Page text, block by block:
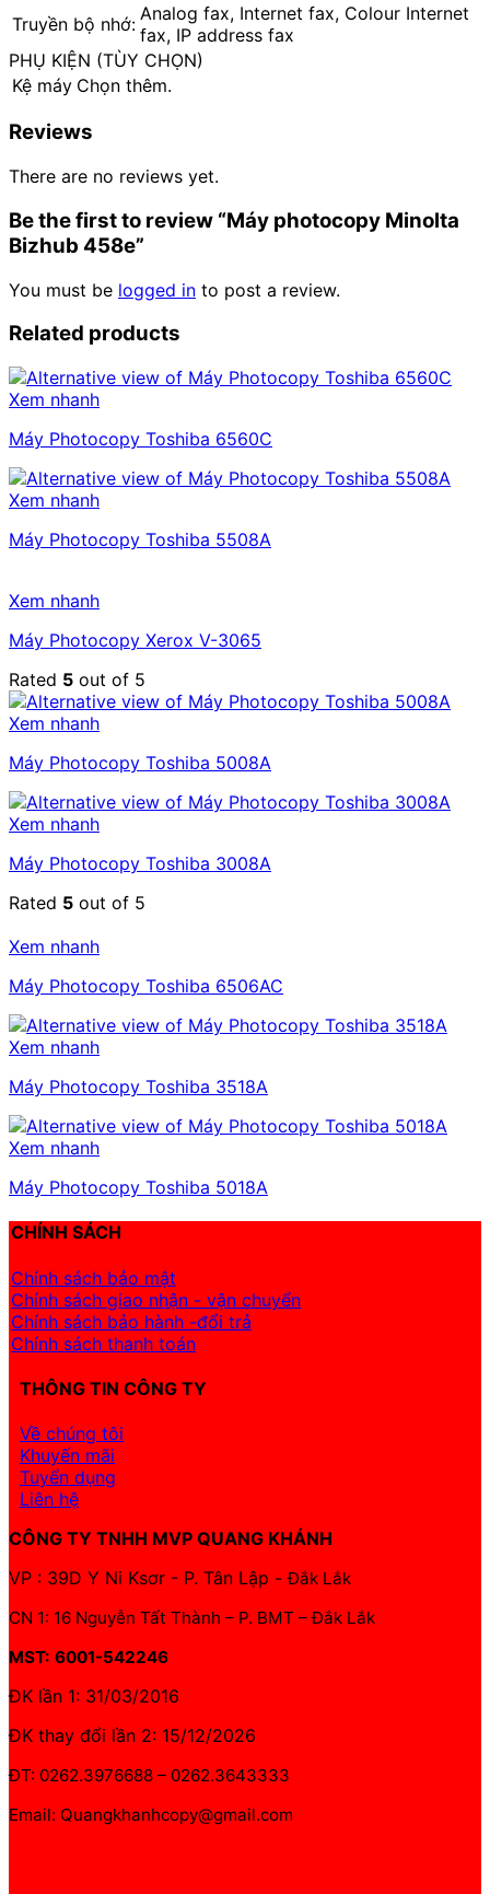
Truyền bộ nhớ: Analog fax, Internet fax, Colour Internet
fax, IP address fax
PHỤ KIỆN (TÙY CHỌN)
Kệ máy Chọn thêm.
Reviews
There are no reviews yet.
Be the first to review “Máy photocopy Minolta
Bizhub 458e”
You must be logged in to post a review.
Related products
Xem nhanh
Máy Photocopy Toshiba 6560C
Xem nhanh
Máy Photocopy Toshiba 5508A
Xem nhanh
Máy Photocopy Xerox V-3065
Rated 5 out of 5
Xem nhanh
Máy Photocopy Toshiba 5008A
Xem nhanh
Máy Photocopy Toshiba 3008A
Rated 5 out of 5
Xem nhanh
Máy Photocopy Toshiba 6506AC
Xem nhanh
Máy Photocopy Toshiba 3518A
Xem nhanh
Máy Photocopy Toshiba 5018A
CHÍNH SÁCH
Chính sách bảo mật
Chính sách giao nhận - vận chuyển
Chính sách bảo hành -đổi trả
Chính sách thanh toán
THÔNG TIN CÔNG TY
Về chúng tôi
Khuyến mãi
Tuyển dụng
Liên hệ
CÔNG TY TNHH MVP QUANG KHÁNH
VP : 39D Y Ni Ksơr - P. Tân Lập -Đắk Lắk
CN 1: 16 Nguyễn Tất Thành – P. BMT – Đắk Lắk
MST: 6001-542246
ĐK lần 1: 31/03/2016
ĐK thay đổi lần 2: 15/12/2026
ĐT: 0262.3976688 – 0262.3643333
Email: Quangkhanhcopy@gmail.com